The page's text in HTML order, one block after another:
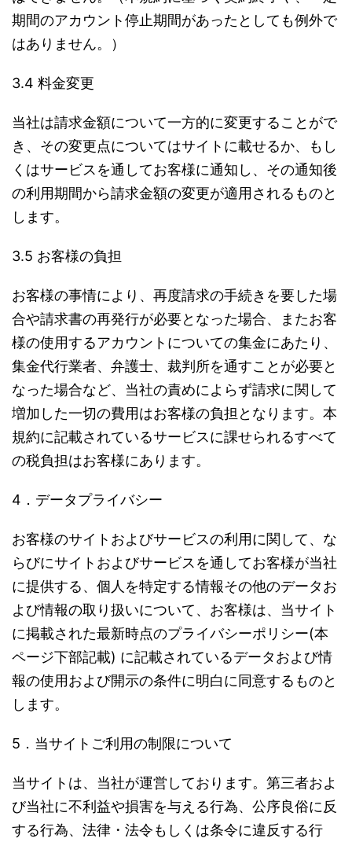
期間のアカウント停止期間があったとしても例外で
はありません。）
3.4 料金変更
当社は請求金額について一方的に変更することがで
き、その変更点についてはサイトに載せるか、もし
くはサービスを通してお客様に通知し、その通知後
の利用期間から請求金額の変更が適用されるものと
します。
3.5 お客様の負担
お客様の事情により、再度請求の手続きを要した場
合や請求書の再発行が必要となった場合、またお客
様の使用するアカウントについての集金にあたり、
集金代行業者、弁護士、裁判所を通すことが必要と
なった場合など、当社の責めによらず請求に関して
増加した一切の費用はお客様の負担となります。本
規約に記載されているサービスに課せられるすべて
の税負担はお客様にあります。
4．データプライバシー
お客様のサイトおよびサービスの利用に関して、な
らびにサイトおよびサービスを通してお客様が当社
に提供する、個人を特定する情報その他のデータお
よび情報の取り扱いについて、お客様は、当サイト
に掲載された最新時点のプライバシーポリシー(本
ページ下部記載) に記載されているデータおよび情
報の使用および開示の条件に明白に同意するものと
します。
5．当サイトご利用の制限について
当サイトは、当社が運営しております。第三者およ
び当社に不利益や損害を与える行為、公序良俗に反
する行為、法律・法令もしくは条令に違反する行